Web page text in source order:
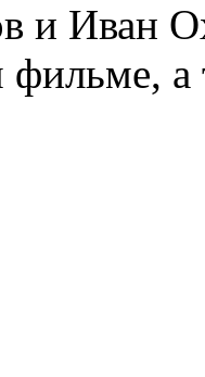
и Иван
а